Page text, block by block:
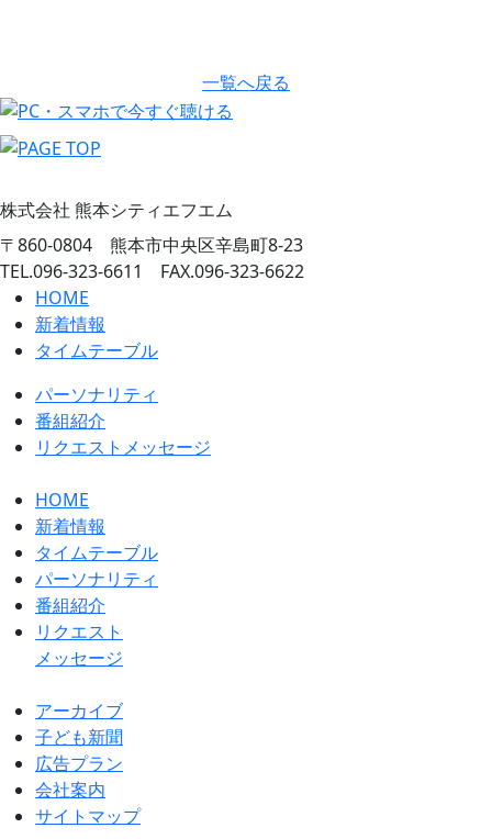
一覧へ戻る
株式会社 熊本シティエフエム
〒860-0804 熊本市中央区辛島町8-23
TEL.096-323-6611 FAX.096-323-6622
HOME
新着情報
タイムテーブル
パーソナリティ
番組紹介
リクエストメッセージ
HOME
新着情報
タイムテーブル
パーソナリティ
番組紹介
リクエスト
メッセージ
アーカイブ
⼦ども新聞
広告プラン
会社案内
サイトマップ